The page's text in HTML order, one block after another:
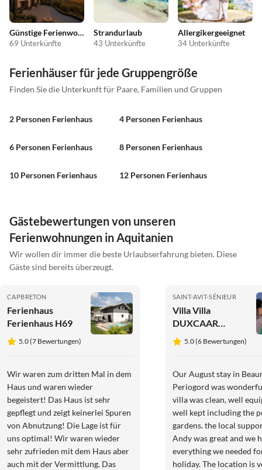
Günstige Ferienwohnungen
69 Unterkünfte
Strandurlaub
43 Unterkünfte
Allergikergeeignet
34 Unterkünfte
Ferienhäuser für jede Gruppengröße
Finden Sie die Unterkunft für Paare, Familien und Gruppen
2 Personen Ferienhaus 4 Personen Ferienhaus
6 Personen Ferienhaus 8 Personen Ferienhaus
10 Personen Ferienhaus 12 Personen Ferienhaus
Gästebewertungen von unseren
Ferienwohnungen in Aquitanien
Wir wollen dir immer die beste Urlaubserfahrung bieten. Diese
Gäste sind bereits überzeugt.
CAPBRETON
Ferienhaus
Ferienhaus H69
5.0 (7 Bewertungen)
Wir waren zum dritten Mal in dem
Haus und waren wieder
begeistert! Das Haus ist sehr
gepflegt und zeigt keinerlei Spuren
von Abnutzung! Die Lage ist für
uns optimal! Wir waren wieder
sehr zufrieden mit dem Haus aber
auch mit der Vermittlung. Das
SAINT-AVIT-SÉNIEUR
Villa Villa
DUXCAAR
Beaumont-du-
Périgord
5.0 (6 Bewertungen)
Our August stay in
Periogord was wonderful.
villa was clean, well
well kept including the
gardens. the local support from
Andy was great and we
everything we needed
holiday. The location is very quiet